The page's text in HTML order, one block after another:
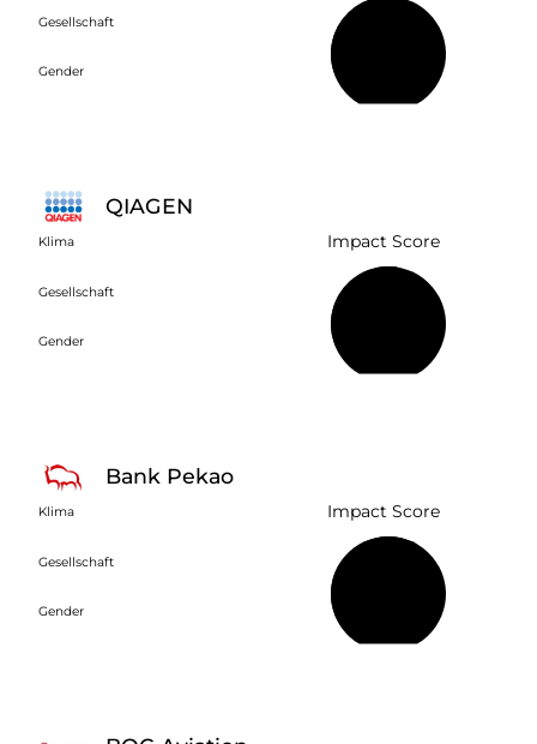
Gesellschaft
Gender
QIAGEN
Klima
Gesellschaft
Gender
Impact Score
Bank Pekao
Klima
Gesellschaft
Gender
Impact Score